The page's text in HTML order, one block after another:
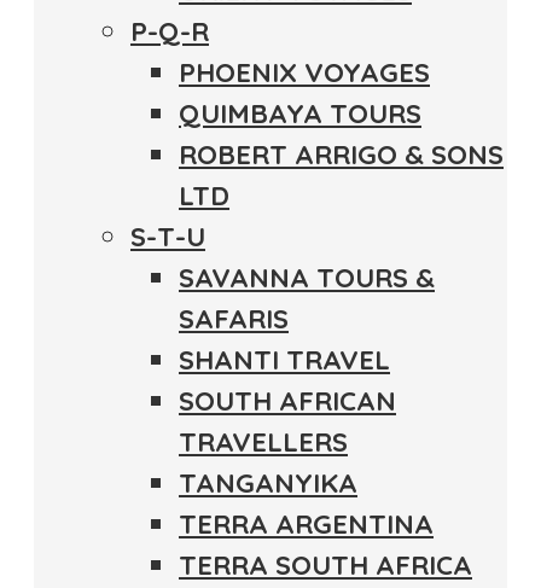
P-Q-R
PHOENIX VOYAGES
QUIMBAYA TOURS
ROBERT ARRIGO & SONS
LTD
S-T-U
SAVANNA TOURS &
SAFARIS
SHANTI TRAVEL
SOUTH AFRICAN
TRAVELLERS
TANGANYIKA
TERRA ARGENTINA
TERRA SOUTH AFRICA